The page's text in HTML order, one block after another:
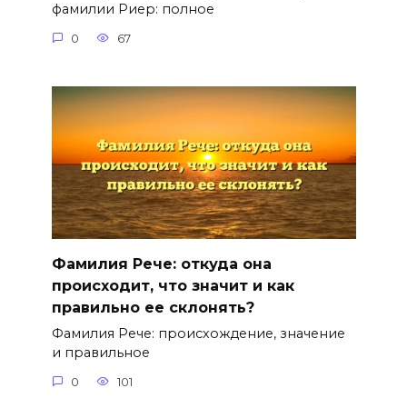
фамилии Риер: полное
0 67
Фамилия Рече: откуда она
происходит, что значит и как
правильно ее склонять?
Фамилия Рече: происхождение, значение
и правильное
0 101